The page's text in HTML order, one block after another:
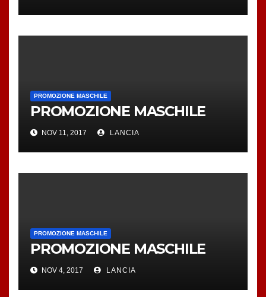
PROMOZIONE MASCHILE
PROMOZIONE MASCHILE
NOV 11, 2017 LANCIA
PROMOZIONE MASCHILE
PROMOZIONE MASCHILE
NOV 4, 2017 LANCIA